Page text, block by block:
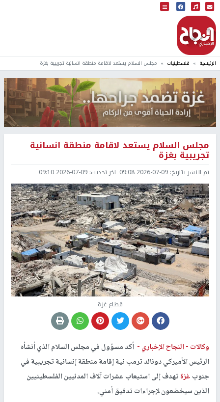
البث المباشر
إذاعة النجاح
الرئيسية فلسطينيات مجلس السلام يستعد لاقامة منطقة انسانية تجريبية بغزة
مجلس السلام يستعد لاقامة منطقة انسانية
تجريبية بغزة
تم النشر بتاريخ: 2026-07-09 09:08 اخر تحديث: 2026-07-09 09:10
قطاع غزة
وكالات -النجاح الإخباري - أكد مسؤول في مجلس السلام الذي أنشأه
الرئيس الأميركي دونالد ترمب نية إقامة منطقة إنسانية تجريبية في
جنوبغزةتهدف إلى استيعاب عشرات آلاف المدنيين الفلسطينيين
الذين سيخضعون لإجراءات تدقيق أمني.